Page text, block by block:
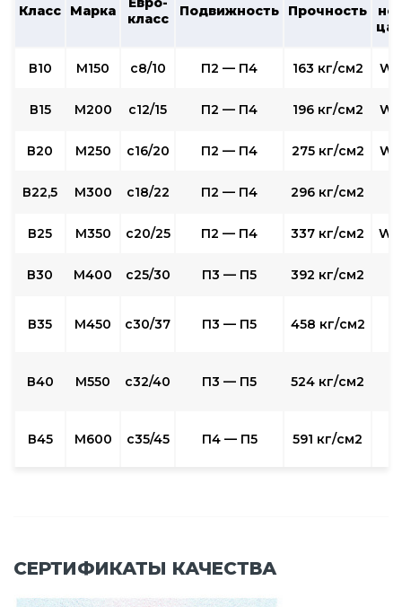
Класс Марка
класс
Подвижность Прочность
В10 М150 c8/10 П2 — П4 163 кг/см2
В15 М200 с12/15 П2 — П4 196 кг/см2
В20 М250 с16/20 П2 — П4 275 кг/см2
В22,5 М300 с18/22 П2 — П4 296 кг/см2
В25 М350 с20/25 П2 — П4 337 кг/см2
В30 М400 с25/30 П3 — П5 392 кг/см2
В35 М450 с30/37 П3 — П5 458 кг/см2
В40 М550 с32/40 П3 — П5 524 кг/см2
В45 М600 с35/45 П4 — П5 591 кг/см2
СЕРТИФИКАТЫ КАЧЕСТВА